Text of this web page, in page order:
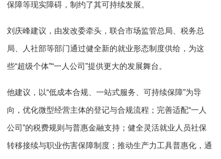
保障等现实障碍，制约了其可持续发展。
刘庆峰建议，由发改委牵头，联合市场监管总局、税务总
局、人社部等部门通过健全新的就业形态制度供给，为这
些“超级个体”“一人公司”提供更大的发展舞台。
他建议，以“低成本合规、一站式服务、可持续保障”为导
向，优化微型经营主体的登记与合规流程；完善适配“一人
公司”的税费规则与普惠金融支持；健全灵活就业人员社保
转移接续与职业伤害保障制度；推动生产力工具普惠化，通